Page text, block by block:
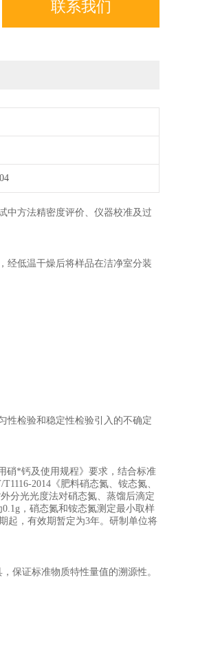
联系我们
中方法精密度评价、仪器校准及过
经低温干燥后将样品在洁净室分装
性检验和稳定性检验引入的不确定
硝*钙及使用规程》 要求，结合标准
T1116-2014 《肥料硝态氮、铵态氮、
分光光度法对硝态氮、蒸馏后滴定
0.1g ，硝态氮和铵态氮测定最小取样
起，有效期暂定为3年。研制单位将
保证标准物质特性量值的溯源性。